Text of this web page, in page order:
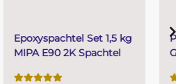
PUR (Resin) 4 Minuten
Gießharz SKresin 6804